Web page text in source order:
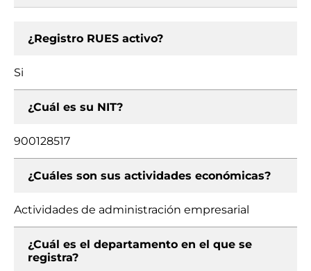
¿Registro RUES activo?
Si
¿Cuál es su NIT?
900128517
¿Cuáles son sus actividades económicas?
Actividades de administración empresarial
¿Cuál es el departamento en el que se
registra?